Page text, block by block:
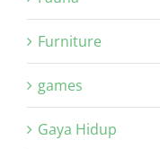
Furniture
games
Gaya Hidup